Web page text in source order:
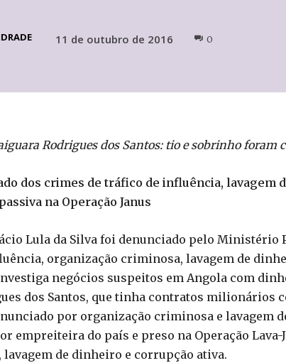
11 de outubro de 2016 0
Rodrigues dos Santos: tio e sobrinho foram
dos crimes de tráfico de influência, lavagem
na Operação Janus
Lula da Silva foi denunciado pelo Ministério
organização criminosa, lavagem de
negócios suspeitos em Angola com
dos Santos, que tinha contratos milionários
por organização criminosa e lavagem
empreiteira do país e preso na Operação
de dinheiro e corrupção ativa.